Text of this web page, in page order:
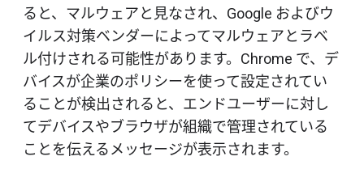
ると、マルウェアと見なされ、Google およびウ
イルス対策ベンダーによってマルウェアとラベ
ル付けされる可能性があります。Chrome で、デ
バイスが企業のポリシーを使って設定されてい
ることが検出されると、エンドユーザーに対し
てデバイスやブラウザが組織で管理されている
ことを伝えるメッセージが表示されます。